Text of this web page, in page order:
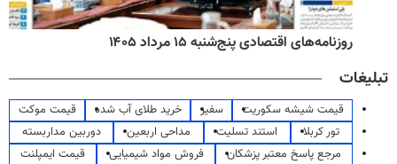
روزنامه‌های اقتصادی پنج‌شنبه ۱۵ مرداد ۱۴۰۵
تبلیغات
قیمت شیشه سکوریت سفیر خرید طلای آب شده
قیمت موکت
تور کربلا
استند تسلیت مداحی اربعین
دوربین مداربسته
مرجع پاسخ معتبر پزشکان
فروش مواد شیمیایی
قیمت ایمپلنت